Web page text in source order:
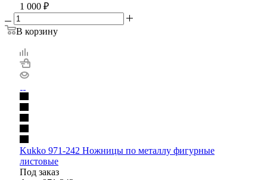
1 000 ₽
В корзину
Kukko 971-242 Ножницы по металлу фигурные
листовые
Под заказ